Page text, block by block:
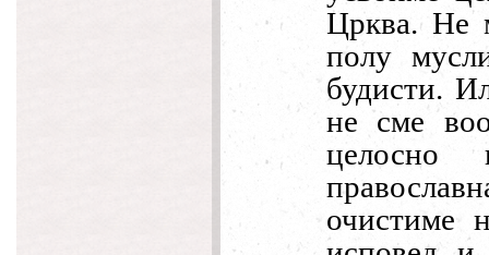
Црква. Не
полу
будисти.
не сме
целосно
очистиме